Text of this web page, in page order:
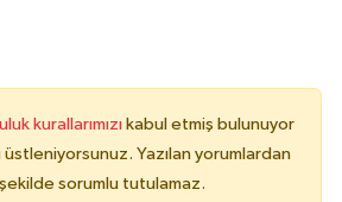
kurallarımızı kabul etmiş bulunuyor
Yazılan yorumlardan
sorumlu tutulamaz.